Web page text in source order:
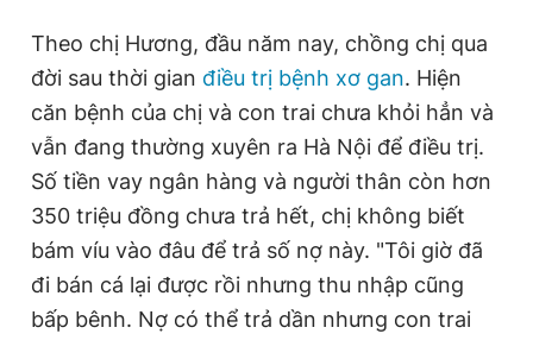
Theo chị Hương, đầu năm nay, chồng chị qua
đời sau thời gian điều trị bệnh xơ gan. Hiện
căn bệnh của chị và con trai chưa khỏi hẳn và
vẫn đang thường xuyên ra Hà Nội để điều trị.
Số tiền vay ngân hàng và người thân còn hơn
350 triệu đồng chưa trả hết, chị không biết
bám víu vào đâu để trả số nợ này. "Tôi giờ đã
đi bán cá lại được rồi nhưng thu nhập cũng
bấp bênh. Nợ có thể trả dần nhưng con trai